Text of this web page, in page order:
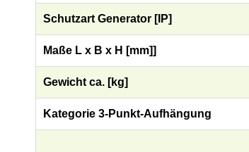
Schutzart Generator [IP]
Maße L x B x H [mm]]
Gewicht ca. [kg]
Kategorie 3-Punkt-Aufhängung